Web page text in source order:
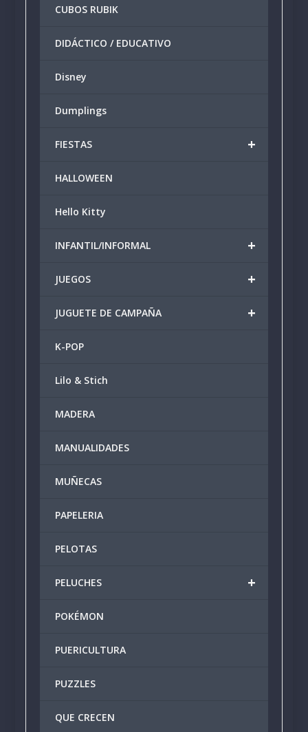
CUBOS RUBIK
DIDÁCTICO / EDUCATIVO
Disney
Dumplings
+
FIESTAS
HALLOWEEN
Hello Kitty
+
INFANTIL/INFORMAL
+
JUEGOS
+
JUGUETE DE CAMPAÑA
K-POP
Lilo & Stich
MADERA
MANUALIDADES
MUÑECAS
PAPELERIA
PELOTAS
+
PELUCHES
POKÉMON
PUERICULTURA
PUZZLES
QUE CRECEN